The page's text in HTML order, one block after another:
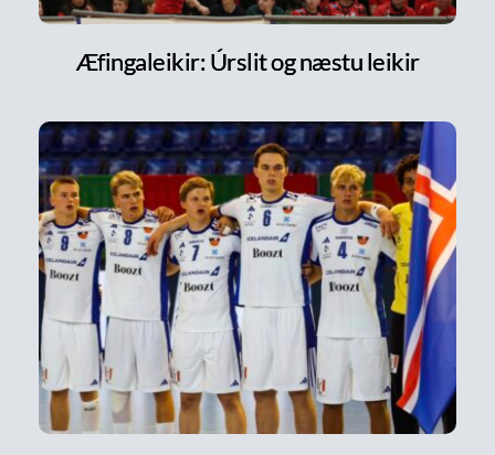
Æfingaleikir: Úrslit og næstu leikir